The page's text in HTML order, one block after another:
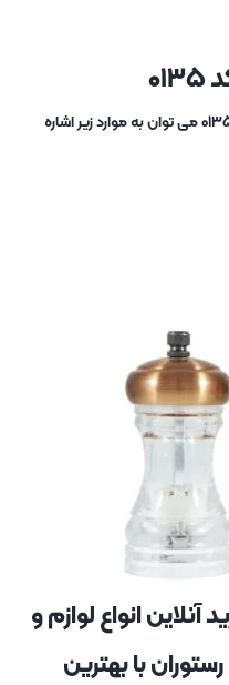
از مشخصات نمک پاش و فلفل ساب کد ۰۱۳۵ می توان به موارد زیر اشاره
انواع لوازم و
با بهترین